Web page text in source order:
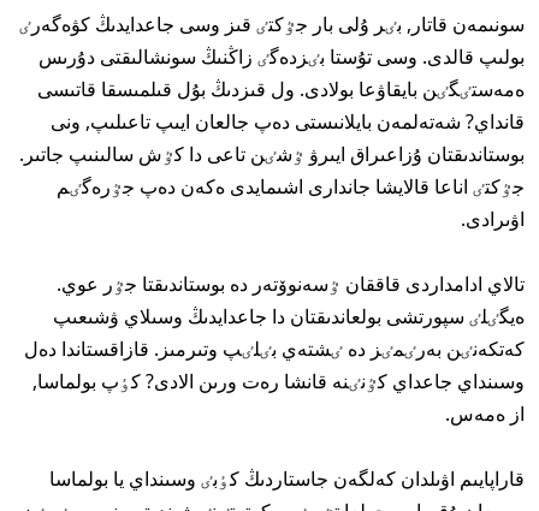
سونىمەن قاتار, بٸر ۇلى بار جٷكتٸ قىز وسى جاعدايدىڭ كۋەگەرٸ
بولىپ قالدى. وسى تۇستا بٸزدەگٸ زاڭنىڭ سونشالىقتى دۇرىس
ەمەستٸگٸن بايقاۋعا بولادى. ول قىزدىڭ بۇل قىلمىسقا قاتىسى
قانداي? شەتەلمەن بايلانىستى دەپ جالعان ايىپ تاعىلىپ, ونى
بوستاندىقتان ۇزاعىراق ايىرۋ ٷشٸن تاعى دا كٷش سالىنىپ جاتىر.
جٷكتٸ اناعا قالايشا جاندارى اشىمايدى ەكەن دەپ جٷرەگٸم
اۋىرادى.
تالاي ادامداردى قاققان ٷسەنوۆتەر دە بوستاندىقتا جٷر عوي.
ەيگٸلٸ سپورتشى بولعاندىقتان دا جاعدايدىڭ وسىلاي ۋشىعىپ
كەتكەنٸن بەرٸمٸز دە ٸشتەي بٸلٸپ وتىرمىز. قازاقستاندا دەل
وسىنداي جاعداي كٷنٸنە قانشا رەت ورىن الادى? كٶپ بولماسا,
از ەمەس.
قاراپايىم اۋىلدان كەلگەن جاستاردىڭ كٶبٸ وسىنداي يا بولماسا